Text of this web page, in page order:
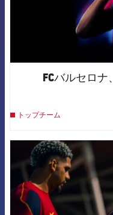
FCバルセロ
トップチーム